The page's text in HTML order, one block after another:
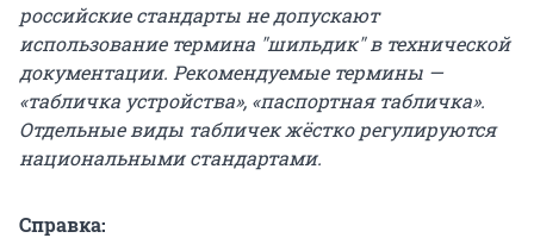
российские стандарты не допускают
использование термина "шильдик" в технической
документации. Рекомендуемые термины —
«табличка устройства», «паспортная табличка».
Отдельные виды табличек жёстко регулируются
национальными стандартами.
Справка: